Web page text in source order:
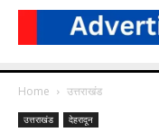
Home उत्तराखंड
उत्तराखंड देहरादून